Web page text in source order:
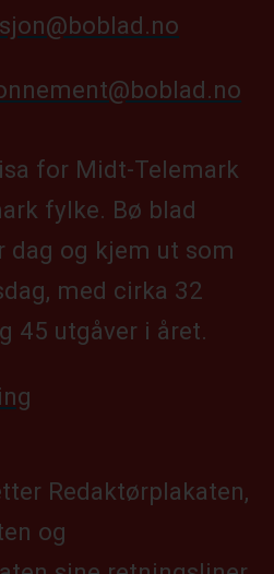
for Midt-Telemark
fylke. Bø blad
dag og kjem ut som
med cirka 32
45 utgåver i året.
Redaktørplakaten,
og